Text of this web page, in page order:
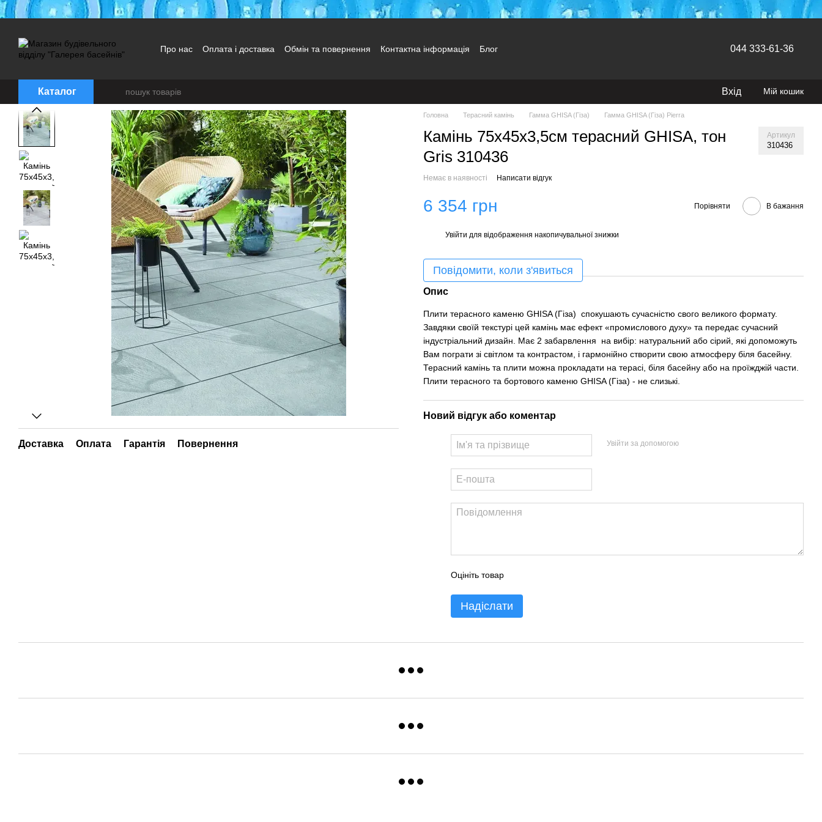
Перейти до основного контенту
Про нас Оплата і доставка Обмін та повернення Контактна інформація Блог 044 333-61-36
Каталог Вхід Мій кошик
Доставка Оплата Гарантія Повернення
Головна Терасний камінь Гамма GHISA (Гіза) Гамма GHISA (Гіза) Pierra
Камінь 75х45х3,5см терасний GHISA, тон
Gris 310436
Артикул
310436
Немає в наявності Написати відгук
6 354 грн Порівняти В бажання
Увійти для відображення накопичувальної знижки
Повідомити, коли з'явиться
Опис
Плити терасного каменю GHISA (Гіза) спокушають сучасністю свого великого формату.
Завдяки своїй текстурі цей камінь має ефект «промислового духу» та передає сучасний
індустріальний дизайн. Має 2 забарвлення на вибір: натуральний або сірий, які допоможуть
Вам пограти зі світлом та контрастом, і гармонійно створити свою атмосферу біля басейну.
Терасний камінь та плити можна прокладати на терасі, біля басейну або на проїжджій части.
Плити терасного та бортового каменю GHISA (Гіза) - не слизькі.
Новий відгук або коментар
Увійти за допомогою
Оцініть товар
Надіслати